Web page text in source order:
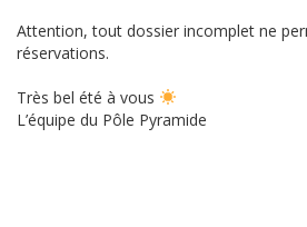
Attention, tout dossier incomplet ne
réservations.
Très bel été à vous
L’équipe du Pôle Pyramide